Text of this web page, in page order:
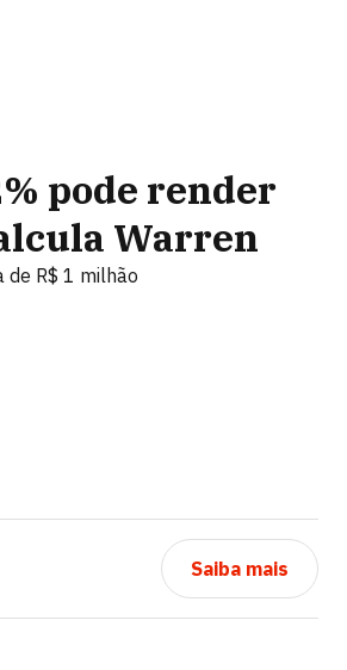
pode render
Warren
de R$ 1 milhão
Saiba mais